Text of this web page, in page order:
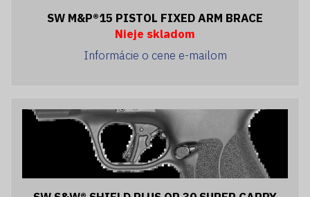
SW M&P®15 PISTOL FIXED ARM BRACE
Nieje skladom
Informácie o cene e-mailom